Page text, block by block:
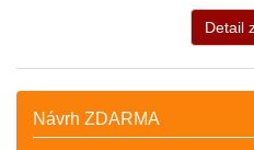
Detail
Návrh ZDARMA